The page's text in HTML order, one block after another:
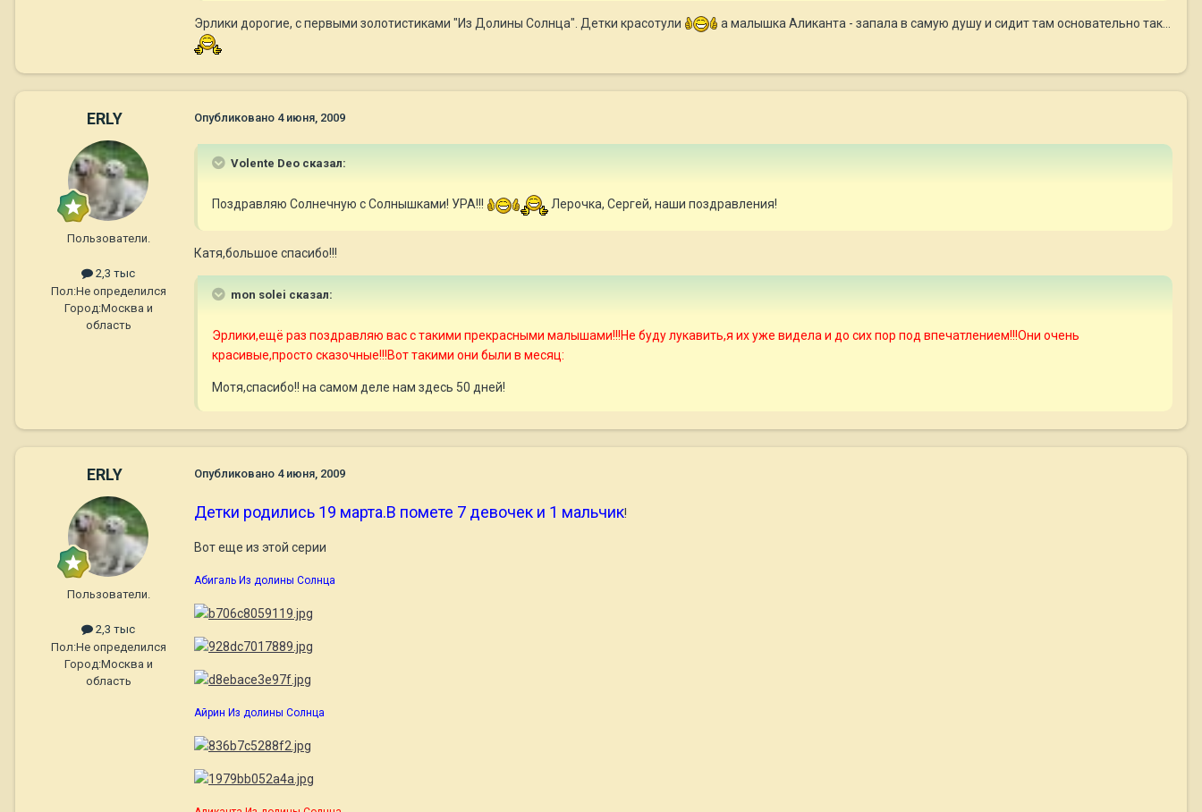
Эрлики дорогие, с первыми золотистиками "Из Долины Солнца". Детки красотули а малышка Аликанта - запала в самую душу и сидит там основательно так...
ERLY
Пользователи.
2,3 тыс
Пол:Не определился
Город:Москва и
область
Опубликовано 4 июня, 2009
Volente Deo сказал:
Поздравляю Солнечную с Солнышками! УРА!!! Лерочка, Сергей, наши поздравления!
Катя,большое спасибо!!!
mon solei сказал:
Эрлики,ещё раз поздравляю вас с такими прекрасными малышами!!!Не буду лукавить,я их уже видела и до сих пор под впечатлением!!!Они очень
красивые,просто сказочные!!!Вот такими они были в месяц:
Мотя,спасибо!! на самом деле нам здесь 50 дней!
ERLY
Пользователи.
2,3 тыс
Пол:Не определился
Город:Москва и
область
Опубликовано 4 июня, 2009
Детки родились 19 марта.В помете 7 девочек и 1 мальчик!
Вот еще из этой серии
Абигаль Из долины Солнца
Айрин Из долины Солнца